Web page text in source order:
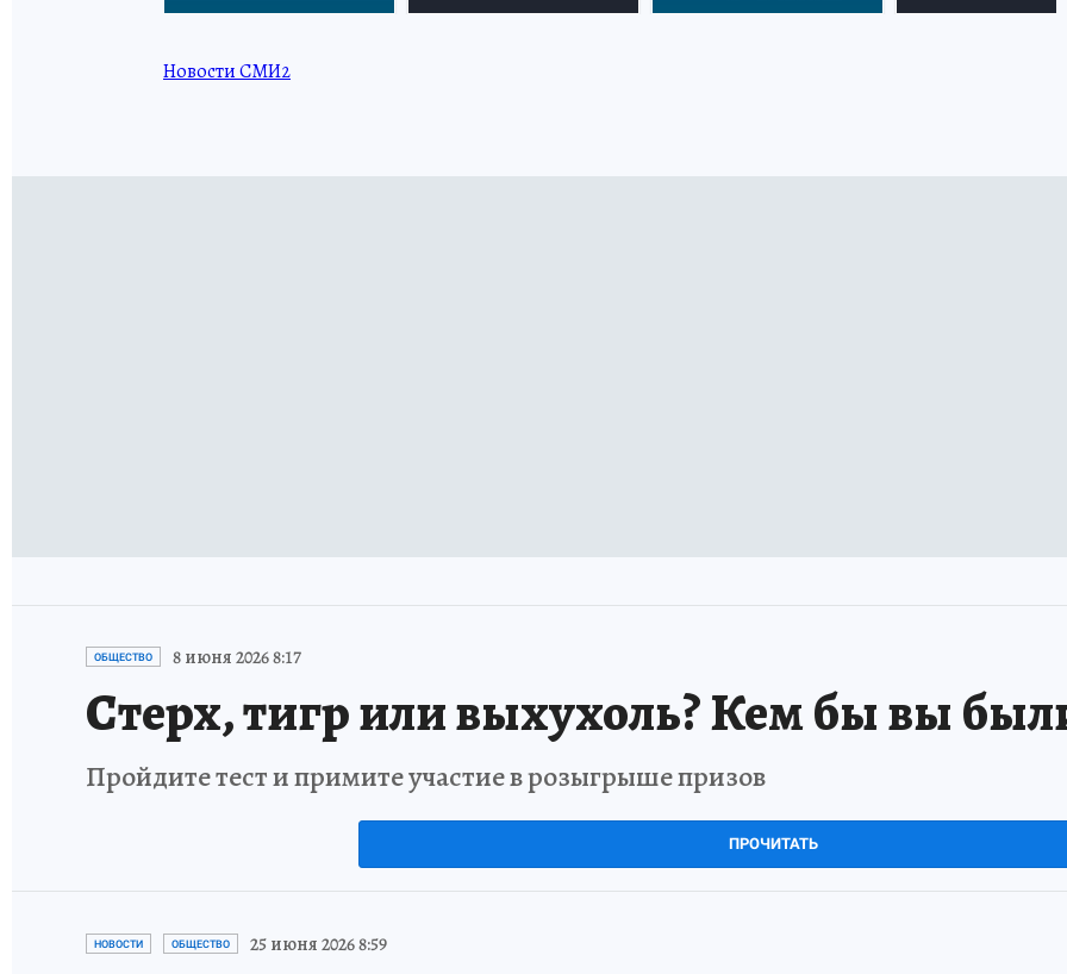
Новости СМИ2
ОБЩЕСТВО 8 июня 2026 8:17
Стерх, тигр или выхухоль? Кем бы вы
Пройдите тест и примите участие в розыгрыше призов
ПРОЧИТАТЬ
НОВОСТИ ОБЩЕСТВО 25 июня 2026 8:59